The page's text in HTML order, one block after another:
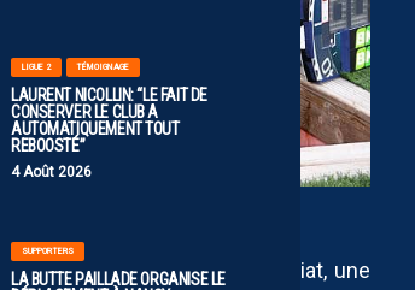
LIGUE 2 TÉMOIGNAGE
LAURENT NICOLLIN: “LE FAIT DE
CONSERVER LE CLUB A
AUTOMATIQUEMENT TOUT
REBOOSTÉ”
4 Août 2026
SUPPORTERS
LA BUTTE PAILLADE ORGANISE LE
n’est attendu dans l’immédiat, une